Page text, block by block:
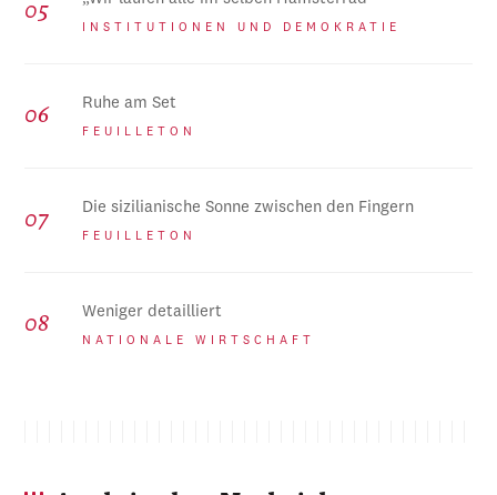
INSTITUTIONEN UND DEMOKRATIE
Ruhe am Set
FEUILLETON
Die sizilianische Sonne zwischen den Fingern
FEUILLETON
Weniger detailliert
NATIONALE WIRTSCHAFT